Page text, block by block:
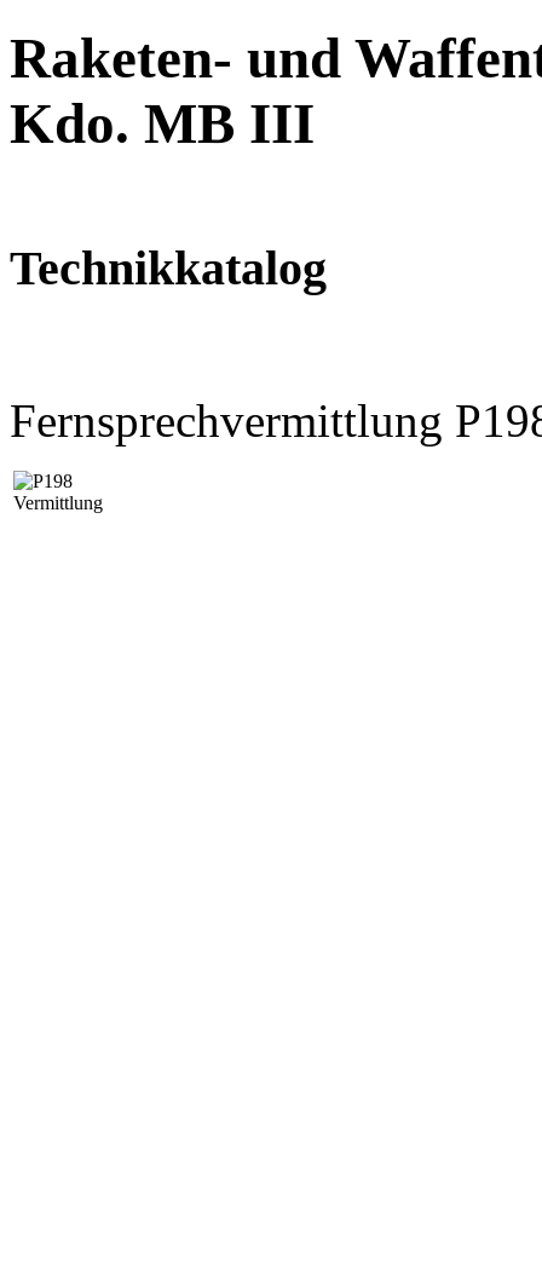
Raketen- und
Kdo. MB III
Technikkatalog
Fernsprechvermittlung
Vermittlung